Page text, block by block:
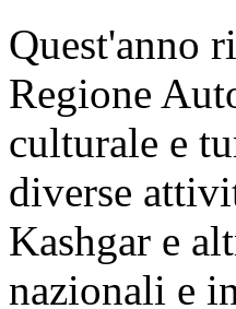
Quest'anno
Regione
culturale e
diverse
Kashgar e
nazionali e